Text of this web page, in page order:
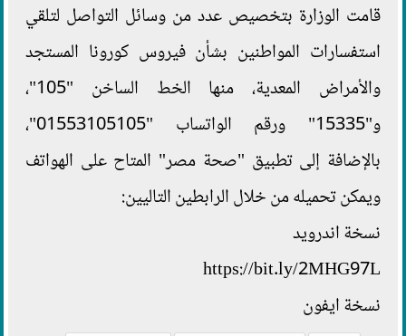
قامت الوزارة بتخصيص عدد من وسائل التواصل لتلقي
استفسارات المواطنين بشأن فيروس كورونا المستجد
والأمراض المعدية، منها الخط الساخن "105"،
و"15335" ورقم الواتساب "01553105105"،
بالإضافة إلى تطبيق "صحة مصر" المتاح على الهواتف
ويمكن تحميله من خلال الرابطين التاليين:
نسخة اندرويد
نسخة ايفون